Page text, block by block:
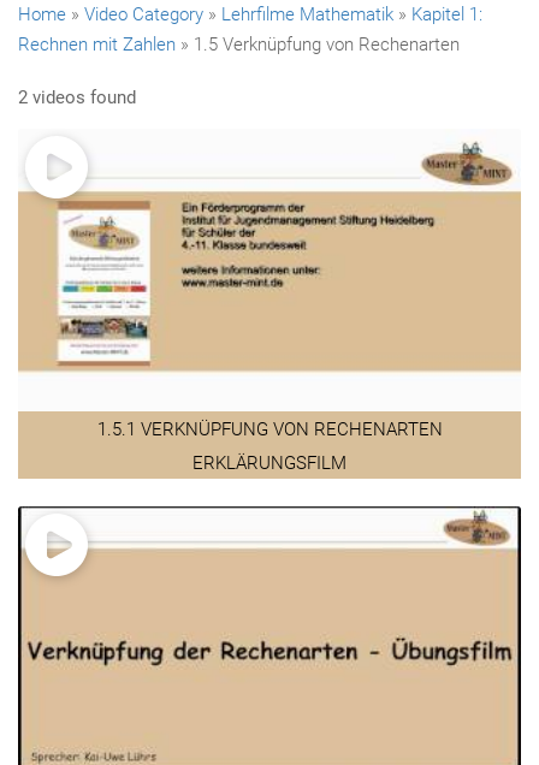
Home » Video Category » Lehrfilme Mathematik » Kapitel 1:
Rechnen mit Zahlen » 1.5 Verknüpfung von Rechenarten
2 videos found
1.5.1 VERKNÜPFUNG VON RECHENARTEN
ERKLÄRUNGSFILM